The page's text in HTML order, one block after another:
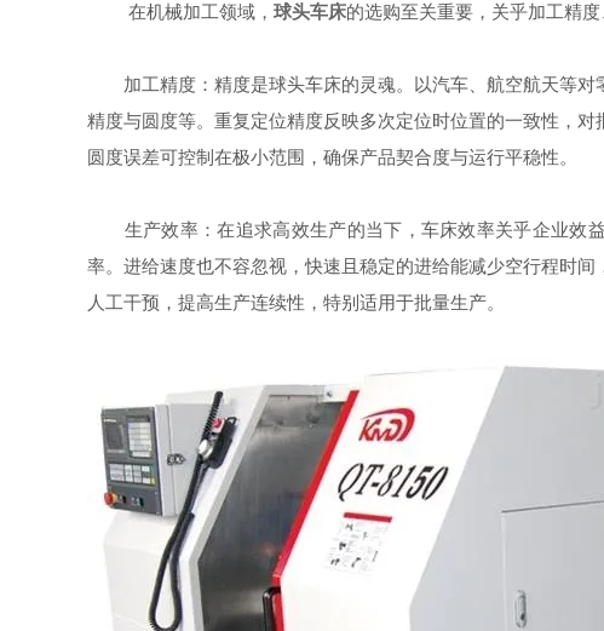
在机械加工领域， 球头车床的选购至关重要，关乎加工精
加工精度：精度是球头车床的灵魂。以汽车、航空航天等对
精度与圆度等。重复定位精度反映多次定位时位置的一致性，
圆度误差可控制在极小范围，确保产品契合度与运行平稳性。
生产效率：在追求高效生产的当下，车床效率关乎企业效益
率。进给速度也不容忽视，快速且稳定的进给能减少空行程时
人工干预，提高生产连续性，特别适用于批量生产。